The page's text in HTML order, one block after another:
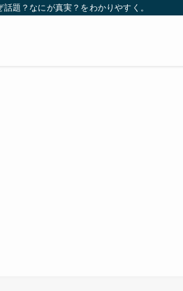
題？なにが真実？をわかりやすく。